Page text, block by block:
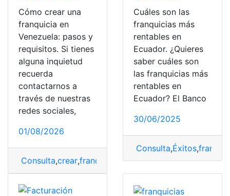
Cómo crear una
franquicia en
Venezuela: pasos y
requisitos. Si tienes
alguna inquietud
recuerda
contactarnos a
través de nuestras
redes sociales,
01/08/2026
Consulta,crear,franquicias ,venezuela
Cuáles son las
franquicias más
rentables en
Ecuador. ¿Quieres
saber cuáles son
las franquicias más
rentables en
Ecuador? El Banco
30/06/2025
Consulta,Éxitos,